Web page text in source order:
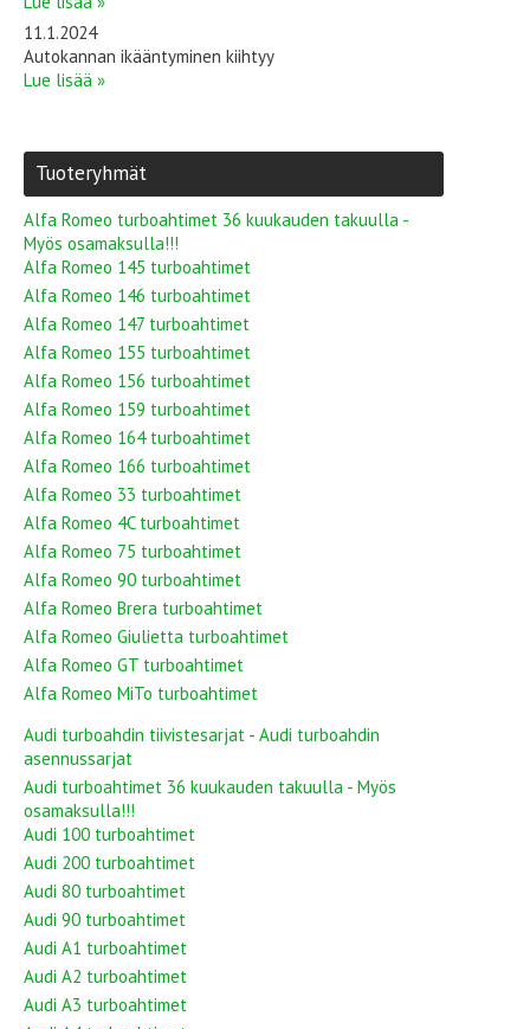
11.1.2024
Autokannan ikääntyminen kiihtyy
Lue lisää »
Tuoteryhmät
Alfa Romeo turboahtimet 36 kuukauden takuulla -
Myös osamaksulla!!!
Alfa Romeo 145 turboahtimet
Alfa Romeo 146 turboahtimet
Alfa Romeo 147 turboahtimet
Alfa Romeo 155 turboahtimet
Alfa Romeo 156 turboahtimet
Alfa Romeo 159 turboahtimet
Alfa Romeo 164 turboahtimet
Alfa Romeo 166 turboahtimet
Alfa Romeo 33 turboahtimet
Alfa Romeo 4C turboahtimet
Alfa Romeo 75 turboahtimet
Alfa Romeo 90 turboahtimet
Alfa Romeo Brera turboahtimet
Alfa Romeo Giulietta turboahtimet
Alfa Romeo GT turboahtimet
Alfa Romeo MiTo turboahtimet
Audi turboahdin tiivistesarjat - Audi turboahdin
asennussarjat
Audi turboahtimet 36 kuukauden takuulla - Myös
osamaksulla!!!
Audi 100 turboahtimet
Audi 200 turboahtimet
Audi 80 turboahtimet
Audi 90 turboahtimet
Audi A1 turboahtimet
Audi A2 turboahtimet
Audi A3 turboahtimet